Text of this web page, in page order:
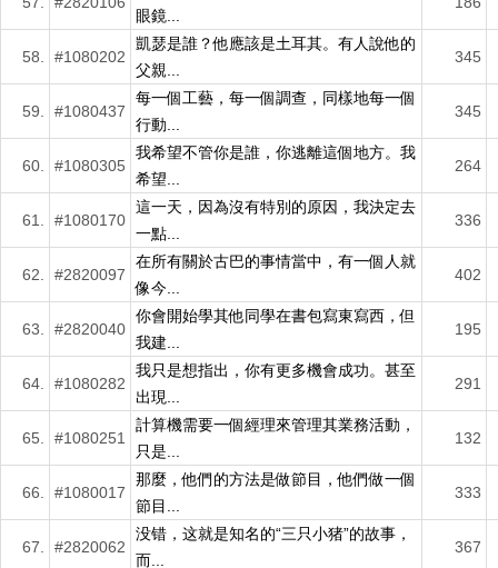
眼鏡...
58. #1080202
凱瑟是誰？他應該是土耳其。有人說他的
父親...
345
59. #1080437
每一個工藝，每一個調查，同樣地每一個
行動...
345
60. #1080305
我希望不管你是誰，你逃離這個地方。我
希望...
264
61. #1080170
這一天，因為沒有特別的原因，我決定去
一點...
336
62. #2820097
在所有關於古巴的事情當中，有一個人就
像今...
402
63. #2820040
你會開始學其他同學在書包寫東寫西，但
我建...
195
64. #1080282
我只是想指出，你有更多機會成功。甚至
出現...
291
65. #1080251
計算機需要一個經理來管理其業務活動，
只是...
132
66. #1080017
那麼，他們的方法是做節目，他們做一個
節目...
333
67. #2820062
没错，这就是知名的“三只小猪”的故事，
而...
367